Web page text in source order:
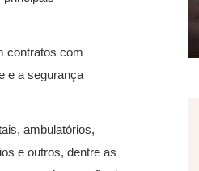
contratos com
e a segurança
ambulatórios,
e outros, dentre as